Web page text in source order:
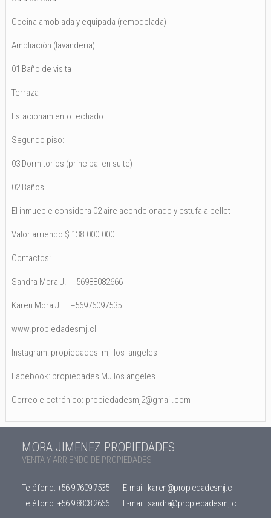
Cocina amoblada y equipada (remodelada)
Ampliación (lavanderia)
01 Baño de visita
Terraza
Estacionamiento techado
Segundo piso:
03 Dormitorios (principal en suite)
02 Baños
El inmueble considera 02 aire acondcionado y estufa a pellet
Valor arriendo $ 138.000.000
Contactos:
Sandra Mora J. +56988082666
Karen Mora J. +56976097535
www.propiedadesmj.cl
Instagram: propiedades_mj_los_angeles
Facebook: propiedades MJ los angeles
Correo electrónico: propiedadesmj2@gmail.com
MORA JIMENEZ PROPIEDADES
VENTA Y ARRIENDO DE PROPIEDADES
Teléfono: +56 9 7609 7535 E-mail: karen@propiedadesmj.cl
Teléfono: +56 9 8808 2666 E-mail: sandra@propiedadesmj.cl